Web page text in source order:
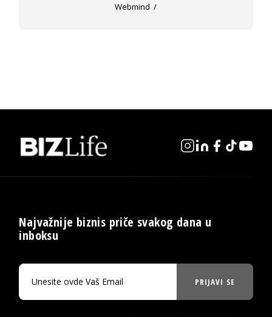
Webmind
Najvažnije biznis priče svakog dana u
inboksu
PRIJAVI SE